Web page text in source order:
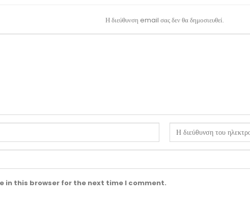
Η διεύθυνση email σας δεν θα δημοσιευθεί.
in this browser for the next time I comment.